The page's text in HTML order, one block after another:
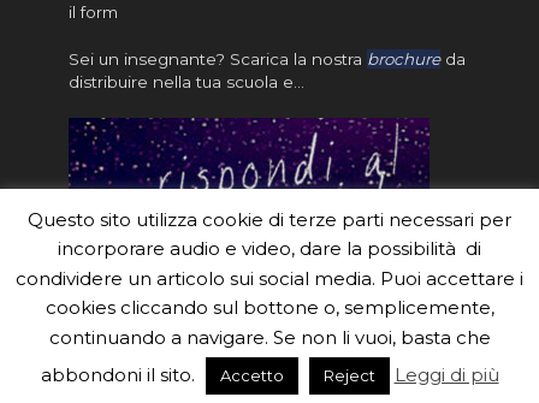
il form
Sei un insegnante? Scarica la nostra brochureda
distribuire nella tua scuola e…
#eduinaf #inaf #astronomyforabetterworld.
Theme created by Meks. Powered byWordPress.
Questo sito utilizza cookie di terze parti necessari per
incorporare audio e video, dare la possibilità di
condividere un articolo sui social media. Puoi accettare i
cookies cliccando sul bottone o, semplicemente,
continuando a navigare. Se non li vuoi, basta che
abbondoni il sito.
Accetto Reject Leggi di più